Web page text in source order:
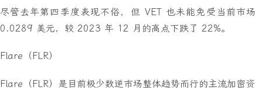
尽管去年第四季度表现不俗，但 VET 也未能免受当前市
0.0289 美元，较 2023 年 12 月的高点下跌了 22%。
Flare（FLR）
Flare（FLR）是目前极少数逆市场整体趋势而行的主流加密资